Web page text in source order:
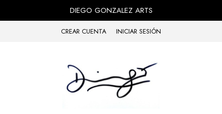
DIEGO GONZALEZ ARTS
CREAR CUENTA INICIAR SESIÓN